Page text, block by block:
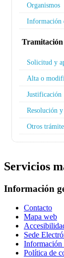
Organismos
Información
Tramitación
Solicitud y
Alta o
Justificación
Resolución
Otros
Servicios
Información
Contacto
Mapa web
Sede
Información
Política de